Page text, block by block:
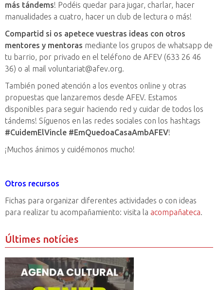
más tándems! Podéis quedar para jugar, charlar, hacer
manualidades a cuatro, hacer un club de lectura o más!
Compartid si os apetece vuestras ideas con otros
mentores y mentoras mediante los grupos de whatsapp de
tu barrio, por privado en el teléfono de AFEV (633 26 46
36) o al mail voluntariat@afev.org.
También poned atención a los eventos online y otras
propuestas que lanzaremos desde AFEV. Estamos
disponibles para seguir haciendo red y cuidar de todos los
tándems! Síguenos en las redes sociales con los hashtags
#CuidemElVincle #EmQuedoaCasaAmbAFEV!
¡Muchos ánimos y cuidémonos mucho!
Otros recursos
Fichas para organizar diferentes actividades o con ideas
para realizar tu acompañamiento: visita la acompañateca.
Últimes notícies